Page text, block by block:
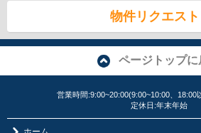
物件リクエスト
ページトップに
営業時間:9:00~20:00(9:00~10:00、18:00
定休日:年末年始